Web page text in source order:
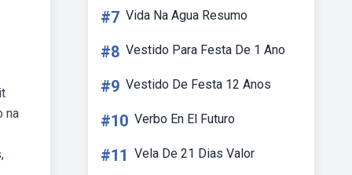
na
#7 Vida Na Agua Resumo
#8 Vestido Para Festa De 1 Ano
#9 Vestido De Festa 12 Anos
#10 Verbo En El Futuro
#11 Vela De 21 Dias Valor